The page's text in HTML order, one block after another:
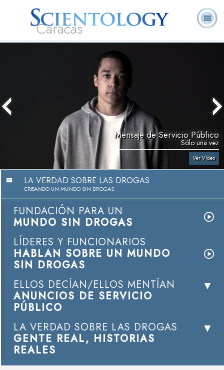
Caracas
Voluntarios
Mensaje de Servicio Público
Sólo una vez
Ver Video
LA VERDAD SOBRE LAS DROGAS
CREANDO UN MUNDO SIN DROGAS
FUNDACIÓN PARA UN
MUNDO SIN DROGAS
LÍDERES Y FUNCIONARIOS
HABLAN SOBRE UN MUNDO
SIN DROGAS
ELLOS DECÍAN/ELLOS MENTÍAN
ANUNCIOS DE SERVICIO
PÚBLICO
LA VERDAD SOBRE LAS DROGAS
GENTE REAL, HISTORIAS
REALES